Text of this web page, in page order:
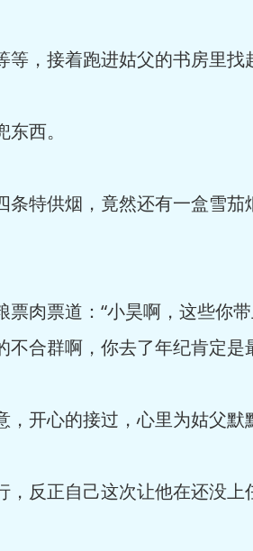
，接着跑进姑父的书房里找
西。
条特供烟，竟然还有一盒雪
肉票道：“小昊啊，这些你
合群啊，你去了年纪肯定是
开心的接过，心里为姑父默
，反正自己这次让他在还没